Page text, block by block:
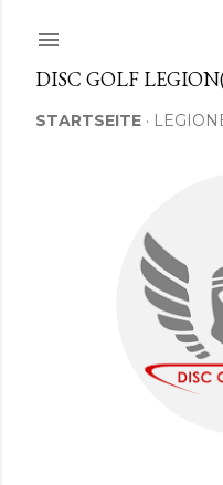
DISC GOLF
STARTSEITE